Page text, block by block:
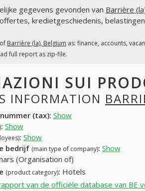
gegevens gevonden van Barrière
kredietgeschiedenis,
Barrière (la), Belgium as: finance, accounts,
full report as zip-file.
SUI
INFORMATION
(tax): Show
: Show
: Show
bedrijf (main type of company): Show
(Organisation of)
(product category): Hotels
van de officiële database van BE